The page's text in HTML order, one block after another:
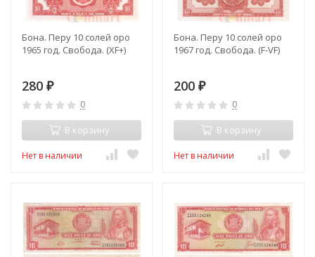
Бона. Перу 10 солей оро
1965 год. Свобода. (XF+)
280 ₽
0
В корзину
Нет в наличии
Бона. Перу 10 солей оро
1967 год. Свобода. (F-VF)
200 ₽
0
В корзину
Нет в наличии